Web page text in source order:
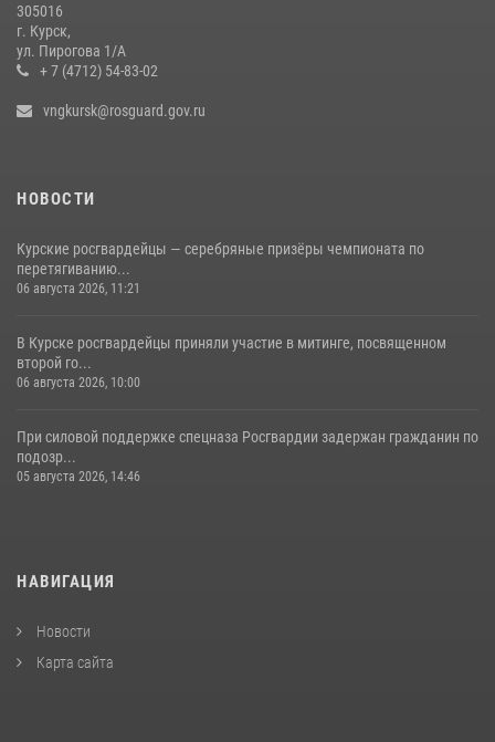
Центральный округ Росгвардии отмечает 105-летие
15 июля 2026, 10:00
305016
г. Курск,
ул. Пирогова 1/А
+ 7 (4712) 54-83-02
vngkursk@rosguard.gov.ru
НОВОСТИ
Курские росгвардейцы — серебряные призёры чемпионата по
перетягиванию...
06 августа 2026, 11:21
В Курске росгвардейцы приняли участие в митинге, посвященном
второй го...
06 августа 2026, 10:00
При силовой поддержке спецназа Росгвардии задержан гражданин по
подозр...
05 августа 2026, 14:46
НАВИГАЦИЯ
Новости
Карта сайта